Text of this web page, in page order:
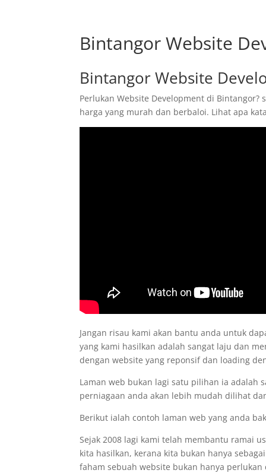
Bintangor Website
Bintangor Website
Perlukan Website Development di
harga yang murah dan berbaloi. Lihat apa
Jangan risau kami akan bantu anda untuk
yang kami hasilkan adalah sangat laju dan
dengan website yang reponsif dan loading
Laman web bukan lagi satu pilihan ia adalah
perniagaan anda akan lebih mudah dilihat
Berikut ialah contoh laman web yang anda
Sejak 2008 lagi kami telah membantu ramai
kita hasilkan, kerana kita bukan hanya
faham sebuah website bukan hanya